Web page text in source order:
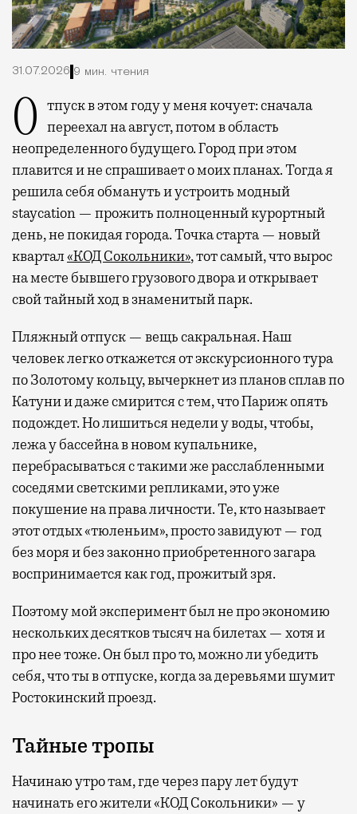
31.07.2026 9 мин. чтения
Отпуск в этом году у меня кочует: сначала переехал на август, потом в область
неопределенного будущего. Город при этом
плавится и не спрашивает о моих планах. Тогда я
решила себя обмануть и устроить модный
staycation — прожить полноценный курортный
день, не покидая города. Точка старта — новый
квартал«КОД Сокольники», тот самый, что вырос
на месте бывшего грузового двора и открывает
свой тайный ход в знаменитый парк.
Пляжный отпуск — вещь сакральная. Наш
человек легко откажется от экскурсионного тура
по Золотому кольцу, вычеркнет из планов сплав по
Катуни и даже смирится с тем, что Париж опять
подождет. Но лишиться недели у воды, чтобы,
лежа у бассейна в новом купальнике,
перебрасываться с такими же расслабленными
соседями светскими репликами, это уже
покушение на права личности. Те, кто называет
этот отдых «тюленьим», просто завидуют — год
без моря и без законно приобретенного загара
воспринимается как год, прожитый зря.
Поэтому мой эксперимент был не про экономию
нескольких десятков тысяч на билетах — хотя и
про нее тоже. Он был про то, можно ли убедить
себя, что ты в отпуске, когда за деревьями шумит
Ростокинский проезд.
Тайные тропы
Начинаю утро там, где через пару лет будут
начинать его жители «КОД Сокольники» — у